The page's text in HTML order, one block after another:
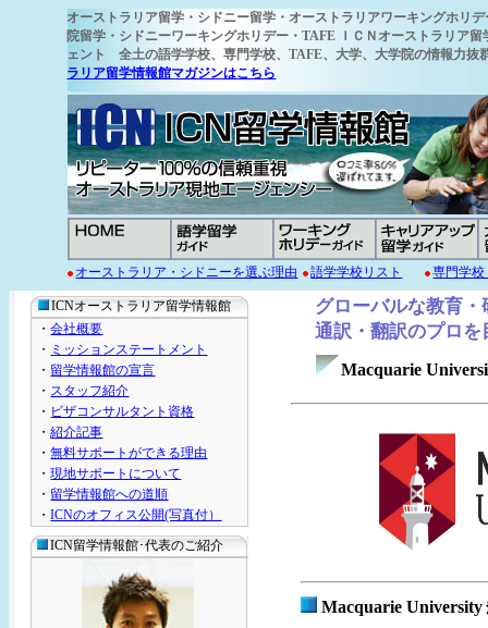
オーストラリア留学 ・シドニー留学・オーストラリアワーキングホリ
院留学・シドニーワーキングホリデー・TAFE ＩＣＮオーストラリア
ェント 全土の語学学校、専門学校、TAFE、大学、大学院の情報力
ラリア留学情報館マガジンはこちら
オーストラリア・シドニーを選ぶ理由 語学学校リスト 専門学校
ICNオーストラリア留学情報館
・会社概要
・ ミッションステートメント
・ 留学情報館の宣言
・ スタッフ紹介
・ ビザコンサルタント資格
・紹介記事
・無料サポートができる理由
・現地サポートについて
・ 留学情報館への道順
・ICNのオフィス公開(写真付）
ICN留学情報館･代表のご紹介
グローバルな教育
通訳・翻訳のプロを
Macquarie
Macquarie University